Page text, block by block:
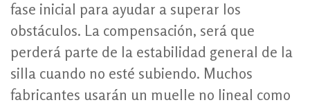
fase inicial para ayudar a superar los
obstáculos. La compensación, será que
perderá parte de la estabilidad general de la
silla cuando no esté subiendo. Muchos
fabricantes usarán un muelle no lineal como